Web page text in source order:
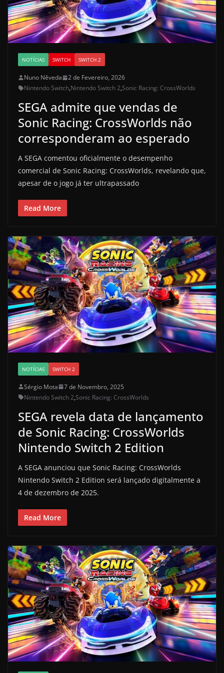
NOTÍCIAS SWITCH SWITCH 2
Nuno Nêveda
2 de Fevereiro, 2026
Nintendo Switch,Nintendo Switch 2,Sonic Racing: CrossWorlds
SEGA admite que vendas de
Sonic Racing: CrossWorlds não
corresponderam ao esperado
A SEGA comentou oficialmente o desempenho
comercial de Sonic Racing: CrossWorlds, revelando que,
apesar de o jogo já ter ultrapassado
Read More
NOTÍCIAS SWITCH 2
Sérgio Mota
7 de Novembro, 2025
Nintendo Switch 2,Sonic Racing: CrossWorlds
SEGA revela data de lançamento
de Sonic Racing: CrossWorlds
Nintendo Switch 2 Edition
A SEGA anunciou que Sonic Racing: CrossWorlds
Nintendo Switch 2 Edition será lançado digitalmente a
4 de dezembro de 2025.
Read More